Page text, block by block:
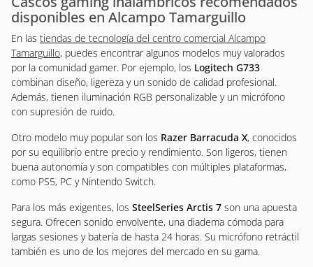
disponibles en Alcampo Tamarguillo
En las tiendas de tecnología del centro comercial Alcampo
Tamarguillo, puedes encontrar algunos modelos muy valorados
por la comunidad gamer. Por ejemplo, los Logitech G733
combinan diseño, ligereza y un sonido de calidad profesional.
Además, tienen iluminación RGB personalizable y un micrófono
con supresión de ruido.
Otro modelo muy popular son los Razer Barracuda X, conocidos
por su equilibrio entre precio y rendimiento. Son ligeros, tienen
buena autonomía y son compatibles con múltiples plataformas,
como PS5, PC y Nintendo Switch.
Para los más exigentes, los SteelSeries Arctis 7 son una apuesta
segura. Ofrecen sonido envolvente, una diadema cómoda para
largas sesiones y batería de hasta 24 horas. Su micrófono retráctil
también es uno de los mejores del mercado en su gama.